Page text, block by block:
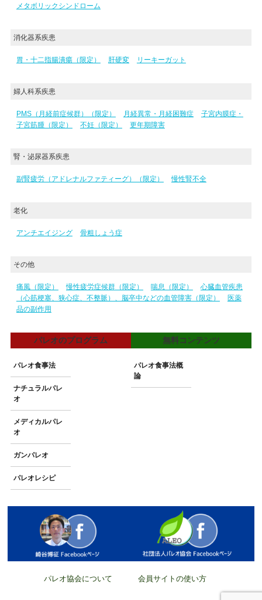
メタボリックシンドローム
消化器系疾患
胃・十二指腸潰瘍（限定） 肝硬変 リーキーガット
婦人科系疾患
PMS（月経前症候群）（限定） 月経異常・月経困難症
子宮内膜症・
子宮筋腫（限定）
不妊（限定） 更年期障害
腎・泌尿器系疾患
副腎疲労（アドレナルファティーグ）（限定） 慢性腎不全
老化
アンチエイジング 骨粗しょう症
その他
痛風（限定） 慢性疲労症候群（限定） 喘息（限定）
心臓血管疾患
（心筋梗塞、狭心症、不整脈）、脳卒中などの血管障害（限定）
医薬
品の副作用
パレオのプログラム
パレオ食事法
ナチュラルパレ
オ
メディカルパレ
オ
ガンパレオ
パレオレシピ
無料コンテンツ
パレオ食事法概
論
パレオ協会について 会員サイトの使い方